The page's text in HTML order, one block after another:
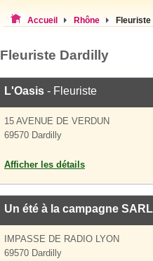
Accueil Rhône
Fleuriste Dardilly
L'Oasis - Fleuriste
15 AVENUE DE VERDUN
69570 Dardilly
Afficher les détails
Un été à la campagne SARL
IMPASSE DE RADIO LYON
69570 Dardilly